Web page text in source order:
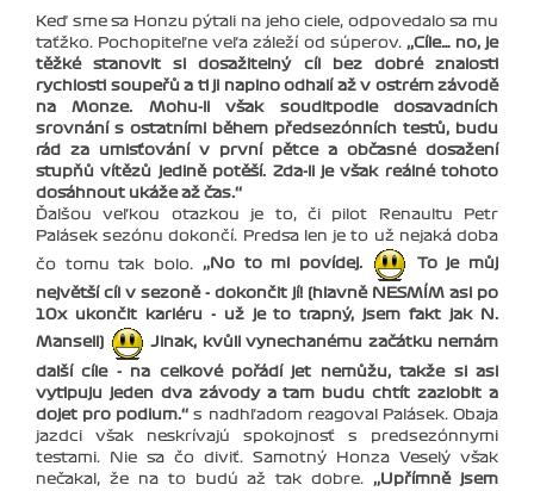
Keď sme sa Honzu pýtali na jeho ciele, odpovedalo sa mu
ťaťžko. Pochopiteľne veľa záleží od súperov. ‚‚Cíle… no, je
těžké stanovit si dosažitelný cíl bez dobré znalosti
rychlosti soupeřů a ti ji naplno odhalí až v ostrém závodě
na Monze. Mohu-li však souditpodle dosavadních
srovnání s ostatními během předsezónních testů, budu
rád za umisťování v první pětce a občasné dosažení
stupňů vítězů jedině potěší. Zda-li je však reálné tohoto
dosáhnout ukáže až čas.‘‘
Ďalšou veľkou otazkou je to, či pilot Renaultu Petr
Palásek sezónu dokončí. Predsa len je to už nejaká doba
čo tomu tak bolo. ‚‚No to mi povídej. To je můj
největší cíl v sezoně - dokončit jí! (hlavně NESMÍM asi po
10x ukončit kariéru - už je to trapný, jsem fakt jak N.
Mansell)
Jinak, kvůli vynechanému začátku nemám
další cíle - na celkové pořádí jet nemůžu, takže si asi
vytipuju jeden dva závody a tam budu chtít zazlobit a
dojet pro podium.‘‘ s nadhľadom reagoval Palásek. Obaja
jazdci však neskrívajú spokojnosť s predsezónnymi
testami. Nie sa čo diviť. Samotný Honza Veselý však
nečakal, že na to budú až tak dobre. ‚‚Upřímně jsem